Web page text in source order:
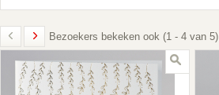
Bezoekers bekeken ook (1 - 4 van 5)